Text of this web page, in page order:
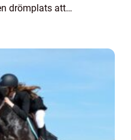
drömplats att